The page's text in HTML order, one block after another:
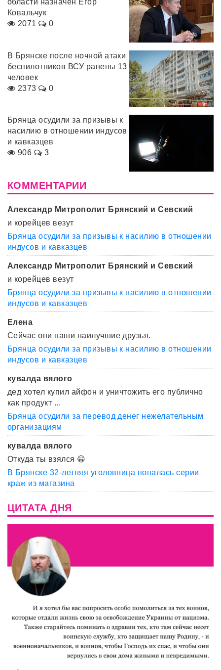
области назначен Егор
Ковальчук
2071
0
В Брянске после ночной атаки
беспилотников ВСУ ранены 13
человек
2373
0
Брянца осудили за призывы к
насилию в отношении индусов
и кавказцев
906
3
КОММЕНТАРИИ
Александр Митрополит Брянский и Севский
и корейцев везут
Брянца осудили за призывы к насилию в отношении
индусов и кавказцев
Александр Митрополит Брянский и Севский
и корейцев везут
Брянца осудили за призывы к насилию в отношении
индусов и кавказцев
Елена
Сейчас они наши наилучшие друзья.
Брянца осудили за призывы к насилию в отношении
индусов и кавказцев
кувалда вялого
дед хотел купил айфон и уничтожить его публично
как продукт ...
Брянца осудили за перевод денег нежелательным
организациям
кувалда вялого
Откуда ты взялся 😀
В Брянске 32-летняя уголовница попалась серии
краж из магазина
ЦИТАТА ДНЯ